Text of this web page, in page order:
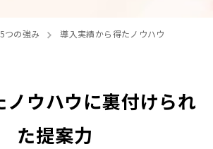
つの強み 導入実績から得たノウハウ
ノウハウに裏付けられ
た提案力